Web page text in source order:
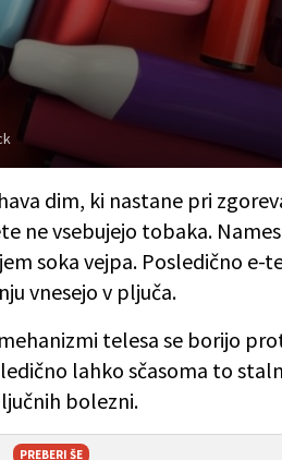
dim, ki nastane pri
ne vsebujejo tobaka.
soka vejpa. Posledično e-
vnesejo v pljuča.
telesa se borijo
lahko sčasoma to
bolezni.
PREBERI ŠE